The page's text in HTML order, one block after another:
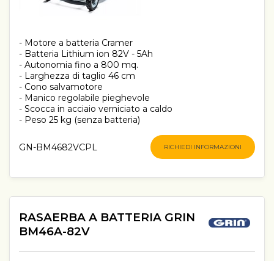
- Motore a batteria Cramer
- Batteria Lithium ion 82V - 5Ah
- Autonomia fino a 800 mq.
- Larghezza di taglio 46 cm
- Cono salvamotore
- Manico regolabile pieghevole
- Scocca in acciaio verniciato a caldo
- Peso 25 kg (senza batteria)
GN-BM4682VCPL RICHIEDI INFORMAZIONI
RASAERBA A BATTERIA GRIN
BM46A-82V